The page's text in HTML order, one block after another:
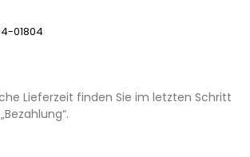
01804
Lieferzeit finden Sie im letzten Schritt